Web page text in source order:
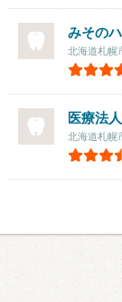
みその
北海道札幌
医療法
北海道札幌